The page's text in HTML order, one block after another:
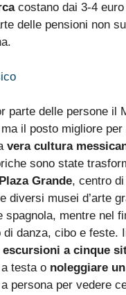
costano dai 3-4
delle pensioni non
parte delle persone il
il posto migliore
vera cultura
sono state
Plaza Grande, centro
diversi musei d’arte
spagnola, mentre nel
di danza, cibo e feste.
escursioni a cinque
testa o noleggiare
persona per vedere